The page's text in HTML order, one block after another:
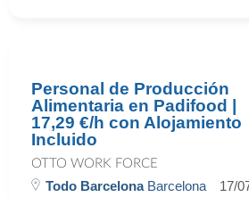
Personal de Producción
Alimentaria en Padifood |
17,29 €/h con Alojamiento
Incluido
OTTO WORK FORCE
Todo BarcelonaBarcelona 17/